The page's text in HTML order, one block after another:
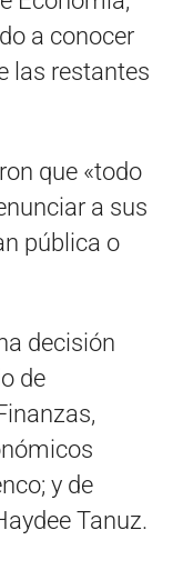
a conocer
las restantes
que «todo
a sus
pública o
decisión
de
y de
Tanuz.